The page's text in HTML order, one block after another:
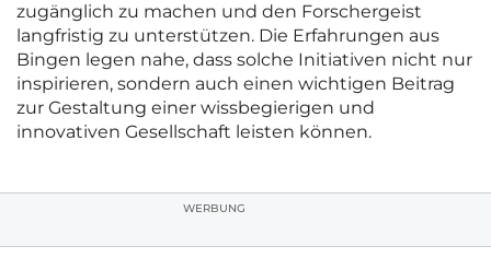
zugänglich zu machen und den Forschergeist
langfristig zu unterstützen. Die Erfahrungen aus
Bingen legen nahe, dass solche Initiativen nicht nur
inspirieren, sondern auch einen wichtigen Beitrag
zur Gestaltung einer wissbegierigen und
innovativen Gesellschaft leisten können.
WERBUNG